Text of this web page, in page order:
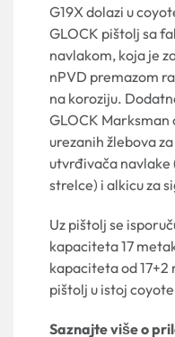
G19X dolazi u
GLOCK pištolj sa
navlakom, koja je
nPVD premazom
na koroziju.
GLOCK Marksman
urezanih žlebova
utvrđivača navlake
strelce) i alkicu za
Uz pištolj se
kapaciteta 17
kapaciteta od
pištolj u istoj
Saznajte više o